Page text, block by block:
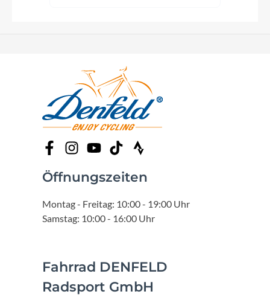
Öffnungszeiten
Montag - Freitag: 10:00 - 19:00 Uhr
Samstag: 10:00 - 16:00 Uhr
Fahrrad DENFELD
Radsport GmbH